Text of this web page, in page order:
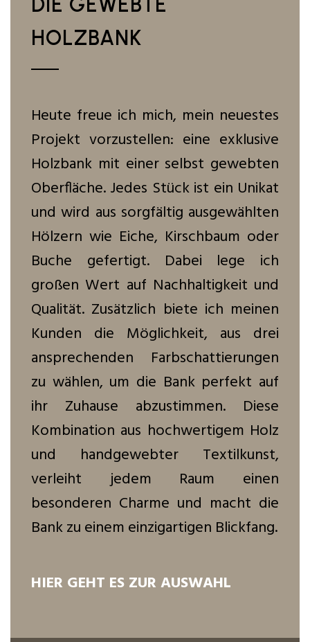
HOLZBANK
Heute freue ich mich, mein neuestes
Projekt vorzustellen: eine exklusive
Holzbank mit einer selbst gewebten
Oberfläche. Jedes Stück ist ein Unikat
und wird aus sorgfältig ausgewählten
Hölzern wie Eiche, Kirschbaum oder
Buche gefertigt. Dabei lege ich
großen Wert auf Nachhaltigkeit und
Qualität. Zusätzlich biete ich meinen
Kunden die Möglichkeit, aus drei
ansprechenden Farbschattierungen
zu wählen, um die Bank perfekt auf
ihr Zuhause abzustimmen. Diese
Kombination aus hochwertigem Holz
und handgewebter Textilkunst,
verleiht jedem Raum einen
besonderen Charme und macht die
Bank zu einem einzigartigen Blickfang.
HIER GEHT ES ZUR AUSWAHL